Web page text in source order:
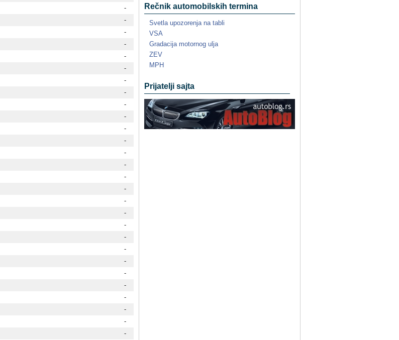
-
-
-
-
-
-
-
-
-
-
-
-
-
-
-
-
-
-
-
-
-
-
-
-
-
-
-
-
Rečnik automobilskih termina
Svetla upozorenja na tabli
VSA
Gradacija motornog ulja
ZEV
MPH
Prijatelji sajta